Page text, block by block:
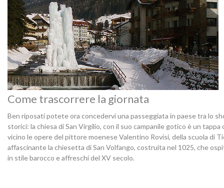
Come trascorrere la giornata
Ben riposati potete ora concedervi una passeggiata in paese tra lo
storici: la chiesa di San Virgilio, con il suo campanile gotico è un tappa
vicino le opere del pittore moenese Valentino Rovisi, della scuola di
affascinante la chiesetta di San Volfango, costruita nel 1025, che
in stile barocco e affreschi del XV secolo.